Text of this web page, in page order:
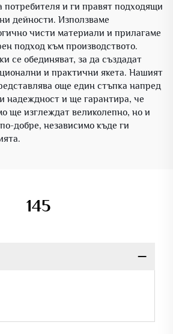
потребителя и ги правят подходящи
дейности. Използваме
чисти материали и прилагаме
подход към производството.
се обединяват, за да създадат
и практични якета. Нашият
още един стъпка напред
надеждност и ще гарантира, че
ще изглеждат великолепно, но и
добре, независимо къде ги
145